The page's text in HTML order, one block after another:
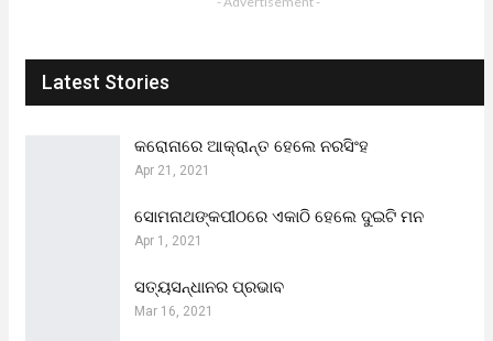
Latest Stories
କରୋନାରେ ଆକ୍ରାନ୍ତ ହେଲେ ନରସିଂହ
Apr 21, 2021
ସୋମନାଥଙ୍କପୀଠରେ ଏକାଠି ହେଲେ ଦୁଇଟି ମନ
Apr 1, 2021
ସତ୍ୟସନ୍ଧାନର ପ୍ରଭାବ
Mar 16, 2021